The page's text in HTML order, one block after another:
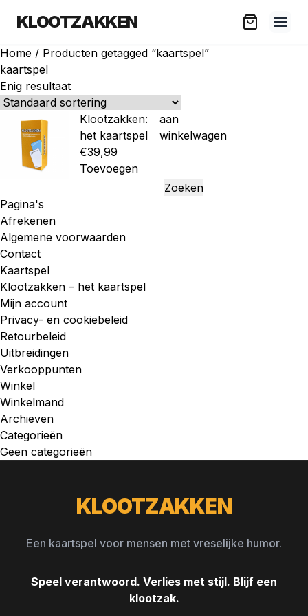
KLOOTZAKKEN
Home / Producten getagged “kaartspel”
kaartspel
Enig resultaat
Klootzakken:
het kaartspel
€39,99
Toevoegen
aan
winkelwagen
naar:
Pagina's
Afrekenen
Algemene voorwaarden
Contact
Kaartspel
Klootzakken – het kaartspel
Mijn account
Privacy- en cookiebeleid
Retourbeleid
Uitbreidingen
Verkooppunten
Winkel
Winkelmand
Archieven
Categorieën
Geen categorieën
KLOOTZAKKEN
Een kaartspel voor mensen met vreselijke humor.
Speel verantwoord. Verlies met stijl. Blijf een
klootzak.